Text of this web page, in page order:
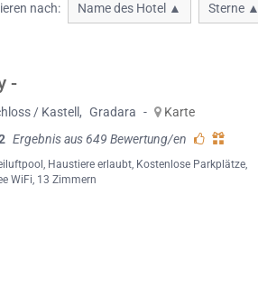
nach: Name des Hotel ▲ Sterne ▲
-
/ Kastell , Gradara -
Karte
Ergebnis aus 649 Bewertung/en
, Haustiere erlaubt, Kostenlose Parkplätze,
WiFi, 13 Zimmern